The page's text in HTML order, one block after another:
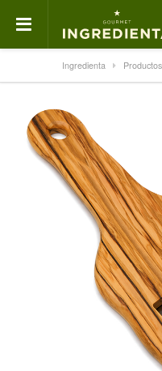
Ingredienta Productos